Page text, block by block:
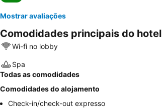
Mostrar avaliações
Comodidades principais do hotel
Wi-fi no lobby
Spa
Todas as comodidades
Comodidades do alojamento
Check-in/check-out expresso